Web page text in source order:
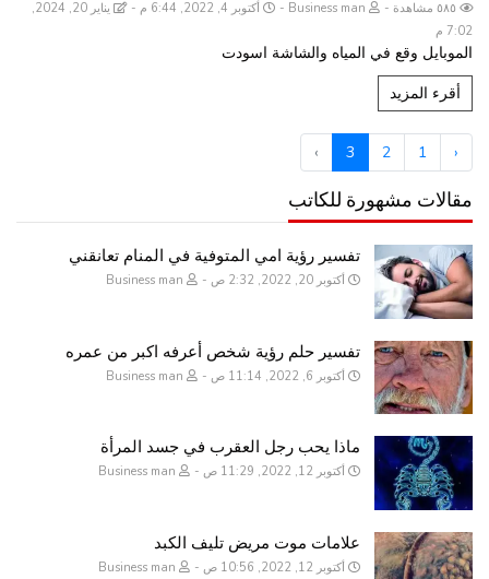
أكتوبر 4, 2022, 6:44 م
يناير 20, 2024,
7:02 م
الموبايل وقع في المياه والشاشة اسودت
أقرء المزيد
‹
1
2
3
›
مقالات مشهورة للكاتب
تفسير رؤية امي المتوفية في المنام تعانقني
أكتوبر 20, 2022, 2:32 ص
تفسير حلم رؤية شخص أعرفه اكبر من عمره
أكتوبر 6, 2022, 11:14 ص
ماذا يحب رجل العقرب في جسد المرأة
أكتوبر 12, 2022, 11:29 ص
علامات موت مريض تليف الكبد
أكتوبر 12, 2022, 10:56 ص